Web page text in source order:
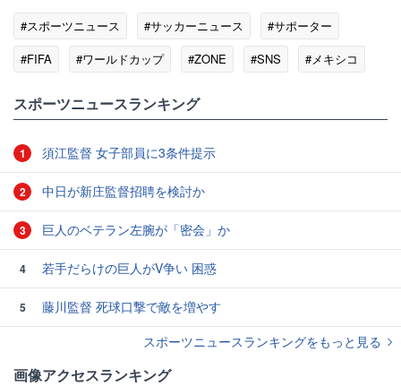
#スポーツニュース #サッカーニュース
#サポーター
#FIFA
#ワールドカップ #ZONE #SNS
#メキシコ
スポーツニュースランキング
1 須江監督 女子部員に3条件提示
2 中日が新庄監督招聘を検討か
3 巨人のベテラン左腕が「密会」か
4 若手だらけの巨人がV争い 困惑
5
藤川監督 死球口撃で敵を増やす
スポーツニュースランキングをもっと見る
画像アクセスランキング